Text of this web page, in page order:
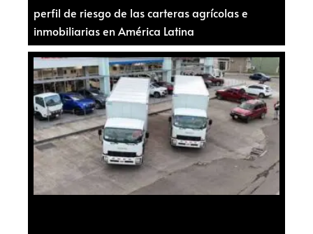
perfil de riesgo de las carteras agrícolas e
inmobiliarias en América Latina